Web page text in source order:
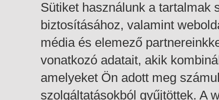
Sütiket használunk a tartalmak
biztosításához, valamint
média és elemező
vonatkozó adatait, akik
amelyeket Ön adott meg
szolgáltatásokból gyűjtöttek. A